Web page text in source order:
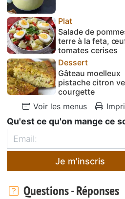
Plat
Salade de
terre à la feta,
tomates cerises
Dessert
Gâteau moelleux
pistache citron
courgette
Voir les menus
Qu'est ce qu'on mange ce
Je m'inscris
Questions - Réponses